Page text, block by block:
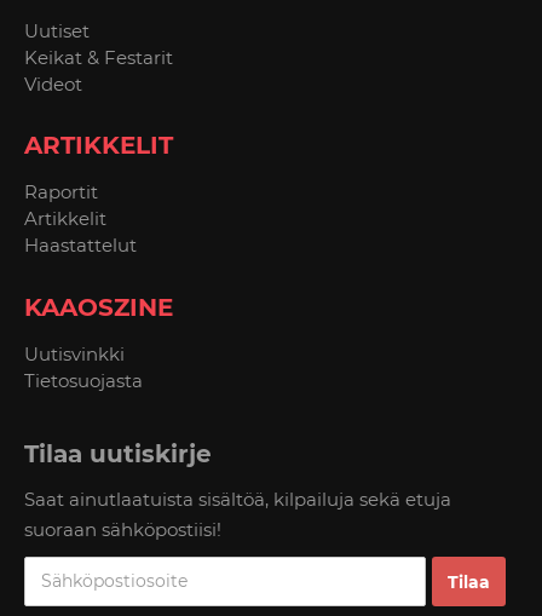
Uutiset
Keikat & Festarit
Videot
ARTIKKELIT
Raportit
Artikkelit
Haastattelut
KAAOSZINE
Uutisvinkki
Tietosuojasta
Tilaa uutiskirje
Saat ainutlaatuista sisältöä, kilpailuja sekä etuja
suoraan sähköpostiisi!